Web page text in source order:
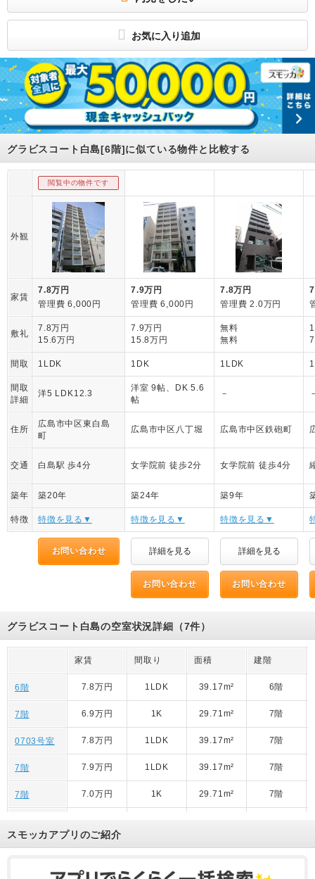
（公社）全日本不動産協会広島県本部会員
お気に入り追加
グラビスコート白島[6階]に似ている物件と比較する
閲覧中の物件です
外観
家賃
7.8万円
管理費 6,000円
7.9万円
管理費 6,000円
7.8万円
管理費 2.0万円
敷礼
7.8万円
15.6万円
7.9万円
15.8万円
無料
無料
間取 1LDK 1DK 1LDK
間取
詳細
洋5 LDK12.3
洋室 9帖、DK 5.6
帖
－
住所
広島市中区東白島
町
広島市中区八丁堀 広島市中区鉄砲町
交通 白島駅 歩4分 女学院前 徒歩2分 女学院前 徒歩4分
築年 築20年 築24年 築9年
特徴 特徴を見る▼ 特徴を見る▼ 特徴を見る▼
お問い合わせ 詳細を見る 詳細を見る
お問い合わせ お問い合わせ
グラビスコート白島の空室状況詳細（7件）
家賃 間取り 面積 建階
6階 7.8万円 1LDK 39.17m² 6階
7階 6.9万円 1K 29.71m² 7階
0703号室 7.8万円 1LDK 39.17m² 7階
7階 7.9万円 1LDK 39.17m² 7階
7階 7.0万円 1K 29.71m² 7階
7階 6.9万円 1K 29.71m² 7階
スモッカアプリのご紹介